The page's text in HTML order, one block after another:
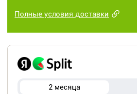
Полные условия доставки
2 месяца